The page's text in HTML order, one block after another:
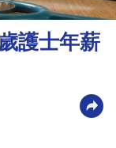
護士年薪